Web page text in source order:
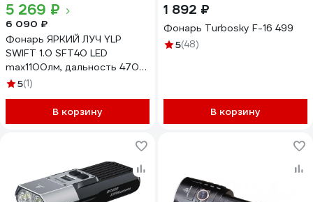
5 269 ₽
6 090 ₽
Фонарь ЯРКИЙ ЛУЧ YLP
SWIFT 1.0 SFT40 LED
max1100лм, дальность 470м,
5реж+строб, IPX8,
3350mAh 4606400106883
5(1)
В корзину
1 892 ₽
Фонарь Turbosky F-16 499
5(48)
В корзину